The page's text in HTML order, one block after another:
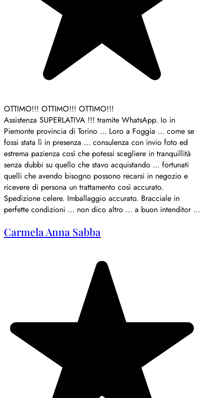
OTTIMO!!! OTTIMO!!! OTTIMO!!!
Assistenza SUPERLATIVA !!! tramite WhatsApp. Io in
Piemonte provincia di Torino … Loro a Foggia … come se
fossi stata lì in presenza … consulenza con invio foto ed
estrema pazienza così che potessi scegliere in tranquillità
senza dubbi su quello che stavo acquistando … fortunati
quelli che avendo bisogno possono recarsi in negozio e
ricevere di persona un trattamento così accurato.
Spedizione celere. Imballaggio accurato. Bracciale in
perfette condizioni … non dico altro … a buon intenditor …
Carmela Anna Sabba